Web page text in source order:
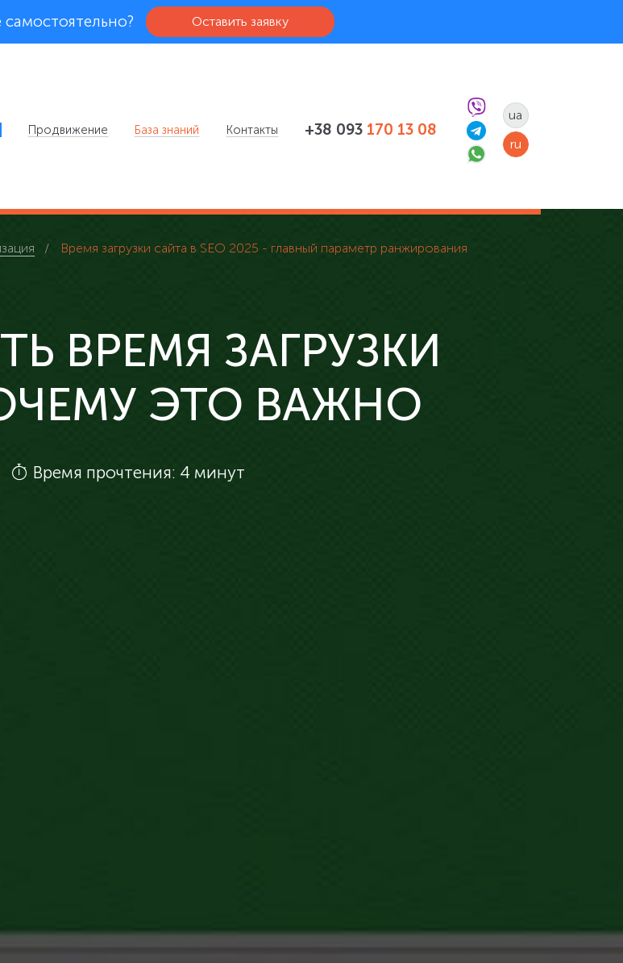
Оставить заявку
Продвижение База знаний Контакты +38 093 170 13 08
ua
ru
Время загрузки сайта в SEO 2025 - главный параметр ранжирования
ВРЕМЯ ЗАГРУЗКИ
ЭТО ВАЖНО
Время прочтения: 4 минут